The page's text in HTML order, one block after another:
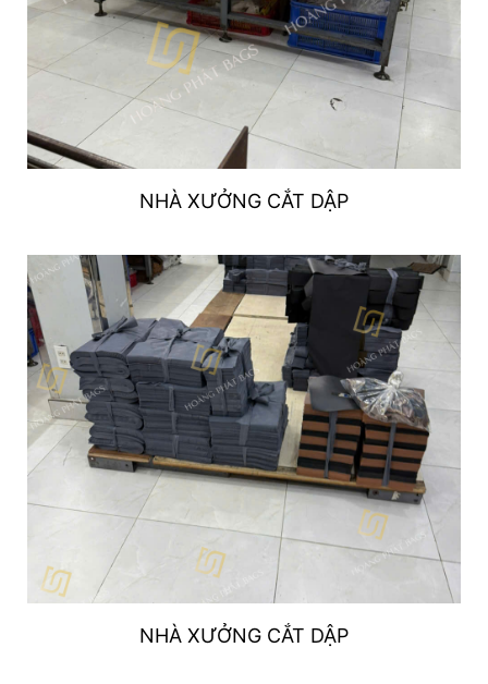
NHÀ XƯỞNG CẮT DẬP
NHÀ XƯỞNG CẮT DẬP